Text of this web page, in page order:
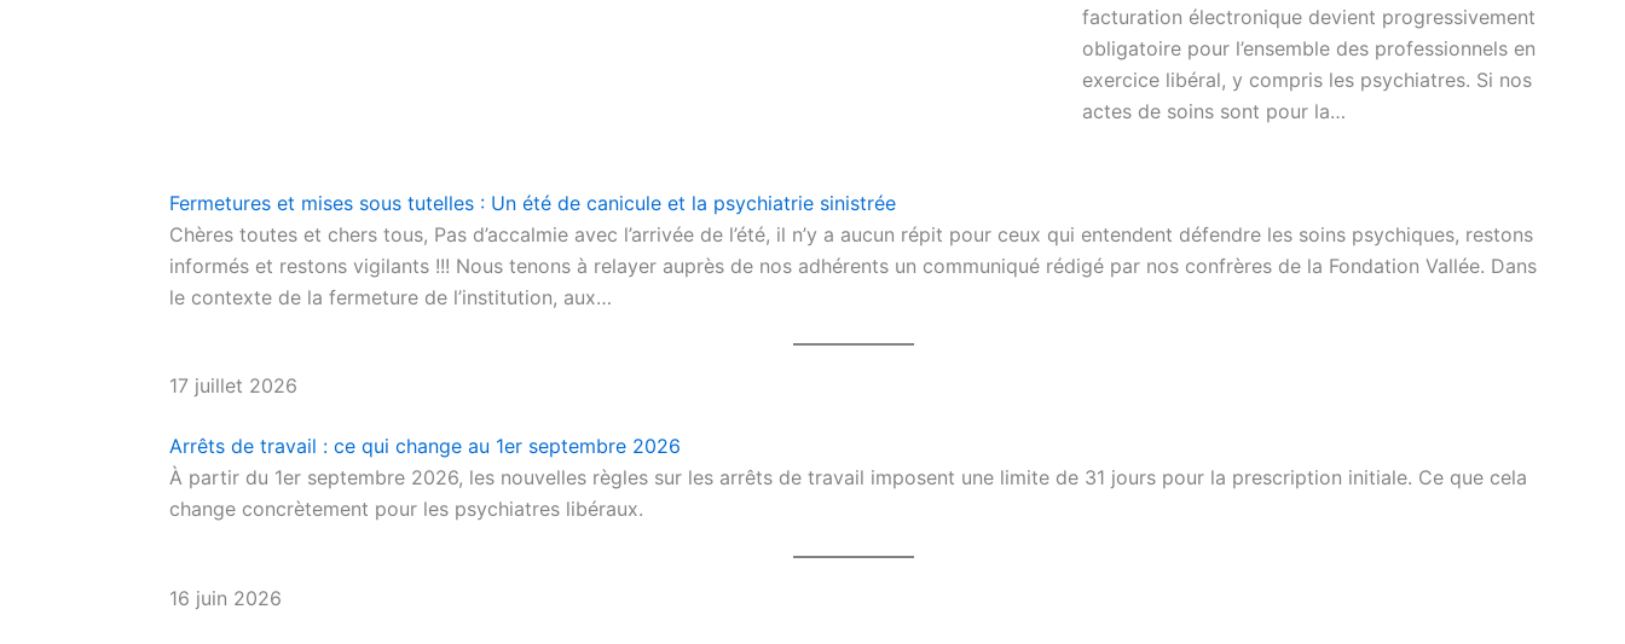
facturation électronique devient progressivement
obligatoire pour l’ensemble des professionnels en
exercice libéral, y compris les psychiatres. Si nos
actes de soins sont pour la…
Fermetures et mises sous tutelles : Un été de canicule et la psychiatrie sinistrée
Chères toutes et chers tous, Pas d’accalmie avec l’arrivée de l’été, il n’y a aucun répit pour ceux qui entendent défendre les soins psychiques, restons
informés et restons vigilants !!! Nous tenons à relayer auprès de nos adhérents un communiqué rédigé par nos confrères de la Fondation Vallée. Dans
le contexte de la fermeture de l’institution, aux…
17 juillet 2026
Arrêts de travail : ce qui change au 1er septembre 2026
À partir du 1er septembre 2026, les nouvelles règles sur les arrêts de travail imposent une limite de 31 jours pour la prescription initiale. Ce que cela
change concrètement pour les psychiatres libéraux.
16 juin 2026